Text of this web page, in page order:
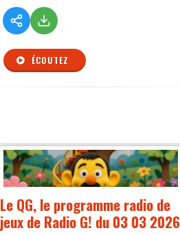
ÉCOUTEZ
Le QG, le programme radio de
jeux de Radio G! du 03 03 2026